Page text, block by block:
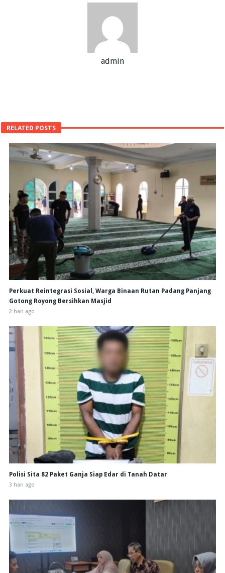
admin
RELATED POSTS
Perkuat Reintegrasi Sosial, Warga Binaan Rutan Padang Panjang
Gotong Royong Bersihkan Masjid
2 hari ago
Polisi Sita 82 Paket Ganja Siap Edar di Tanah Datar
3 hari ago